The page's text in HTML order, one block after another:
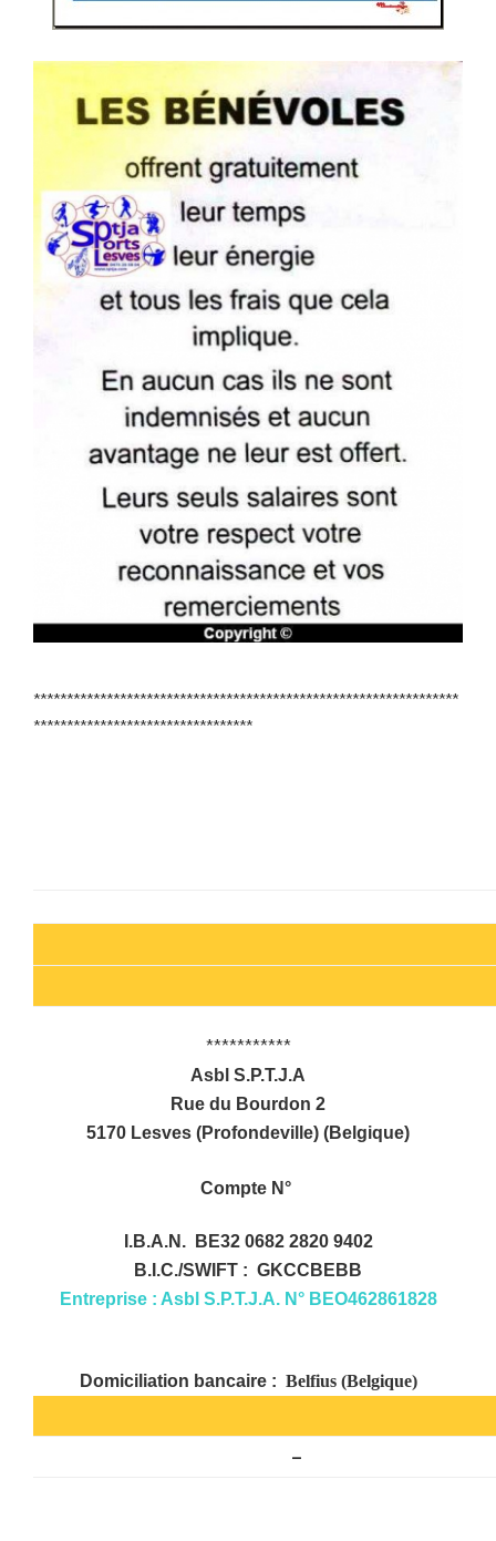
****************************************************************
*********************************
***********
Asbl S.P.T.J.A
Rue du Bourdon 2
5170 Lesves (Profondeville) (Belgique)
Compte N°
I.B.A.N.
BE32 0682 2820 9402
B.I.C./SWIFT : GKCCBEBB
Entreprise : Asbl S.P.T.J.A. N° BEO462861828
Domiciliation bancaire : Belfius (Belgique)
–